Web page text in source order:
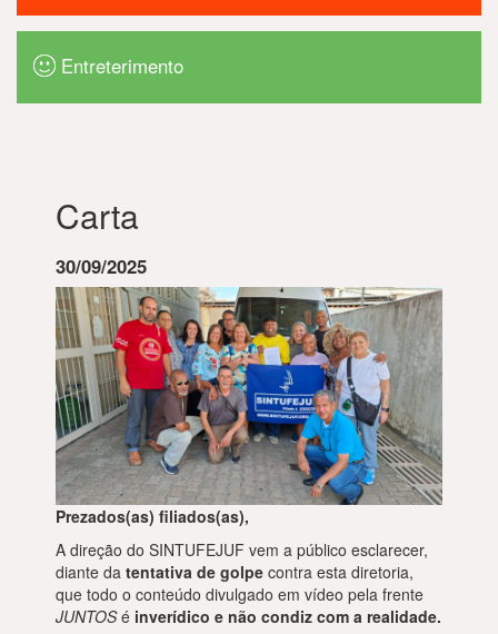
Entreterimento
Carta
30/09/2025
Prezados(as) filiados(as),
A direção do SINTUFEJUF vem a público esclarecer,
diante da tentativa de golpe contra esta diretoria,
que todo o conteúdo divulgado em vídeo pela frente
JUNTOSé inverídico e não condiz com a realidade.